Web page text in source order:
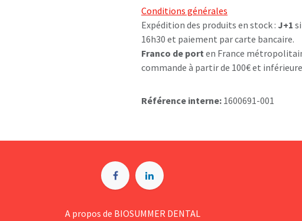
Conditions générales
Expédition des produits en stock : J+1
16h30 et paiement par carte bancaire.
Franco de port en France
commande à partir de 100€ et inférieure
Référence interne: 1600691-001
A p​ropos de BIOSUMMER DENTAL